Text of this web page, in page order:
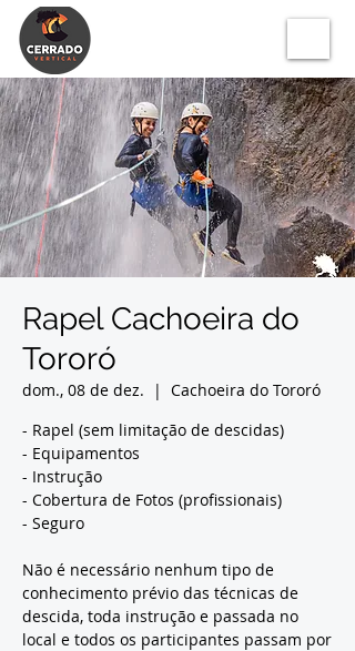
Rapel Cachoeira do
Tororó
dom., 08 de dez.
  |
Cachoeira do Tororó
- Rapel (sem limitação de descidas)
- Equipamentos
- Instrução
- Cobertura de Fotos (profissionais)
- Seguro
Não é necessário nenhum tipo de
conhecimento prévio das técnicas de
descida, toda instrução e passada no
local e todos os participantes passam por